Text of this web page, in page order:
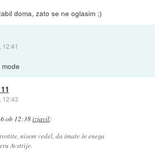
doma, zato se ne oglasim ;)
12:41
12:43
ob 12:38izjavil:
nisem vedel, da imate še enega
Avstrije.